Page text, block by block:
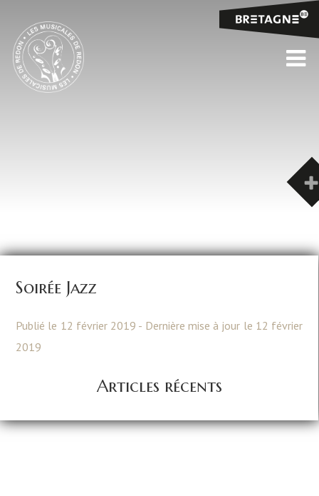
Soirée Jazz
Publié le 12 février 2019 - Dernière mise à jour le 12 février
2019
Articles récents